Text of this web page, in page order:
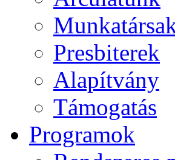
Presbiterek
Alapítvány
Támogatás
Programok